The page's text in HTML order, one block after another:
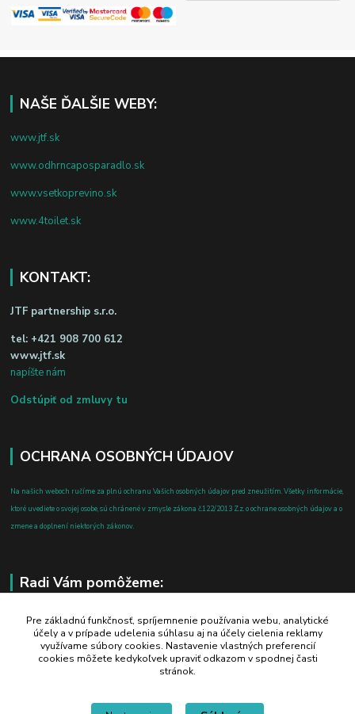
NAŠE ĎALŠIE WEBY:
www.jtf.sk
www.odhrncaposparadlo.sk
www.vsetkoprevino.sk
www.4toilet.sk
KONTAKT:
JTF partnership s.r.o.
tel: +421 908 700 612
www.jtf.sk
napíšte nám
Odstúpiť od zmluvy tu
OCHRANA OSOBNÝCH ÚDAJOV
Na našich weboch ručíme za plnú ochranu Vašich osobných údajov pred zneužitím. Všetky informácie,
ktoré uvediete o svojej osobe, sú chránené v zmysle zákona č.122/2013 Z.z. o ochrane osobných údajov a o
zmene a doplnení niektorých zákonov.
Radi Vám pomôžeme:
+421 908 700 612
po-pia: 8.00 - 16.00
business@jtf.sk
Pre základnú funkčnosť, spríjemnenie používania webu, analytické
účely a v prípade udelenia súhlasu aj na účely cielenia reklamy
využívame súbory cookies. Nastavenie vlastných preferencií
cookies môžete kedykoľvek upraviť odkazom v spodnej časti
stránok.